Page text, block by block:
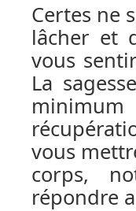
Certes ne
lâcher et
vous
La
vous
corps,
répondre